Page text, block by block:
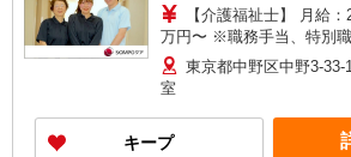
【介護福祉士】 月給
万円〜 ※職務手当、特別職務手当、特別地域手
当、（東京都）居住支援
手当、日祝手当（月平均2
みます。 ※居住支援特別
方はさらに1万円支給（再入社
東京都中野区中野3-
室
キープ